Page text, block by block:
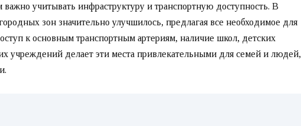
учитывать инфраструктуру и транспортную доступность. В
зон значительно улучшилось, предлагая все необходимое для
к основным транспортным артериям, наличие школ, детских
учреждений делает эти места привлекательными для семей и людей,